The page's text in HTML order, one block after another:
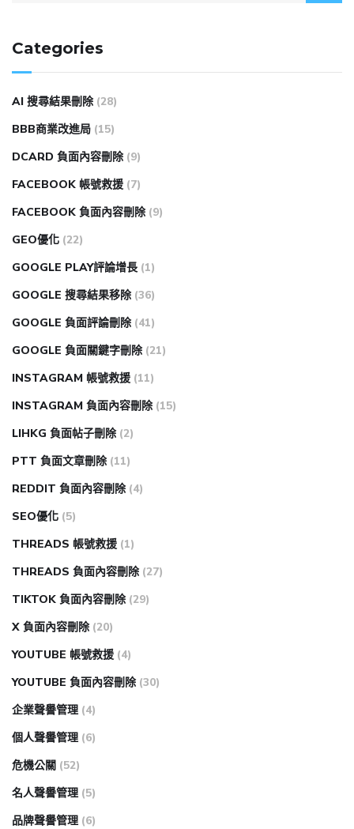
Categories
AI 搜尋結果刪除 (28)
BBB商業改進局 (15)
DCARD 負面內容刪除 (9)
FACEBOOK 帳號救援 (7)
FACEBOOK 負面內容刪除 (9)
GEO優化 (22)
GOOGLE PLAY評論增長 (1)
GOOGLE 搜尋結果移除 (36)
GOOGLE 負面評論刪除 (41)
GOOGLE 負面關鍵字刪除 (21)
INSTAGRAM 帳號救援 (11)
INSTAGRAM 負面內容刪除 (15)
LIHKG 負面帖子刪除 (2)
PTT 負面文章刪除 (11)
REDDIT 負面內容刪除 (4)
SEO優化 (5)
THREADS 帳號救援 (1)
THREADS 負面內容刪除 (27)
TIKTOK 負面內容刪除 (29)
X 負面內容刪除 (20)
YOUTUBE 帳號救援 (4)
YOUTUBE 負面內容刪除 (30)
企業聲譽管理 (4)
個人聲譽管理 (6)
危機公關 (52)
名人聲譽管理 (5)
品牌聲譽管理 (6)